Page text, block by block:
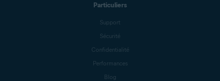
Particuliers
Support
Sécurité
Confidentialité
Performances
Blog